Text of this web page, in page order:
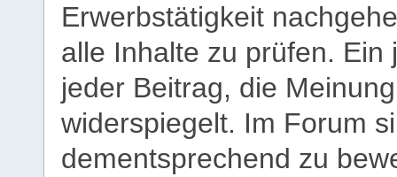
Erwerbstätigkeit
alle Inhalte zu prüfen.
jeder Beitrag, die
widerspiegelt. Im Forum
dementsprechend zu